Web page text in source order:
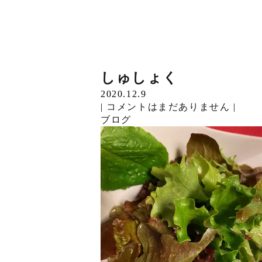
ようすみ
2020.12.31
| コメントはまだありません |
ブログ
こんにちは。 &nb…
Read More »
引き渡し
2020.12.24
| コメントはまだありません |
新着情報
岐阜県羽島市新築工事…
Read More »
家庭菜園ブログ
2020.12.24
| コメントはまだありません |
新着情報
家庭菜園ブログをはじ…
Read More »
工事進捗状況のご案内
2020.12.24
| コメントはまだありません |
新着情報
一宮市の上棟工事が後…
Read More »
くちなし
2020.12.24
| コメントはまだありません |
ブログ
こんに…
Read More »
だいこん
2020.12.15
| コメントはまだありません |
ブログ
こんにちは。 &nb…
Read More »
工事進捗状況のご案内
2020.12.15
| コメントはまだありません |
新着情報
岐阜県羽島市新築工事…
Read More »
しゅしょく
2020.12.9
| コメントはまだありません |
ブログ
こんにちは。 &nb…